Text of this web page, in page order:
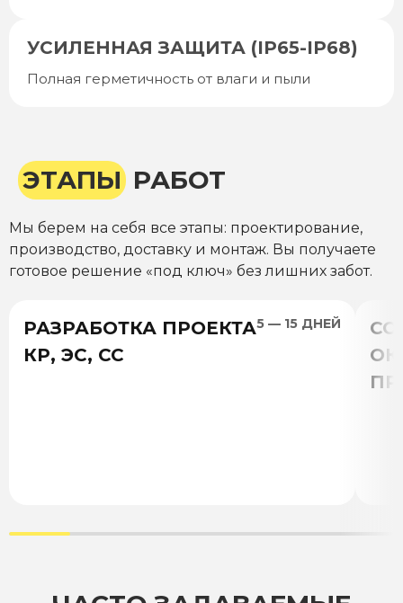
УСИЛЕННАЯ ЗАЩИТА (IP65-IP68)
Полная герметичность от влаги и пыли
ЭТАПЫ РАБОТ
Мы берем на себя все этапы: проектирование,
производство, доставку и монтаж. Вы получаете
готовое решение «под ключ» без лишних забот.
РАЗРАБОТКА ПРОЕКТА
КР, ЭС, СС
5 — 15 ДНЕЙ